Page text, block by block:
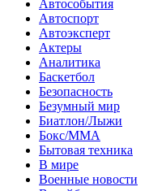
Автособытия
Автоспорт
Автоэксперт
Актеры
Аналитика
Баскетбол
Безопасность
Безумный мир
Биатлон/Лыжи
Бокс/MMA
Бытовая техника
В мире
Военные новости